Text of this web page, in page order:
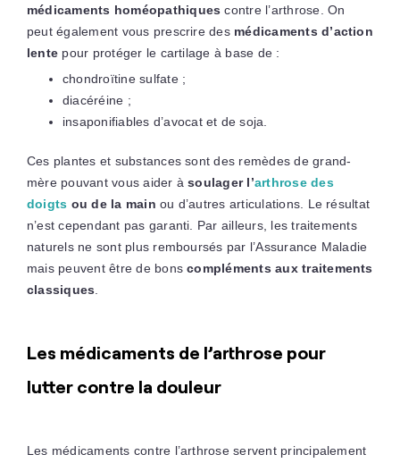
médicaments homéopathiques contre l’arthrose. On
peut également vous prescrire des médicaments d’action
lente pour protéger le cartilage à base de :
chondroïtine sulfate ;
diacéréine ;
insaponifiables d’avocat et de soja.
Ces plantes et substances sont des remèdes de grand-
mère pouvant vous aider àsoulager l’arthrose des
doigts ou de la main ou d’autres articulations. Le résultat
n’est cependant pas garanti. Par ailleurs, les traitements
naturels ne sont plus remboursés par l’Assurance Maladie
mais peuvent être de bonscompléments aux traitements
classiques
Les médicaments de l’arthrose pour
lutter contre la douleur
Les médicaments contre l’arthrose servent principalement